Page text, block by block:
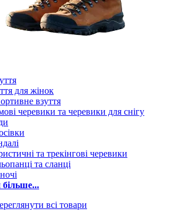
для жінок
взуття
черевики та черевики для снігу
та трекінгові черевики
та сланці